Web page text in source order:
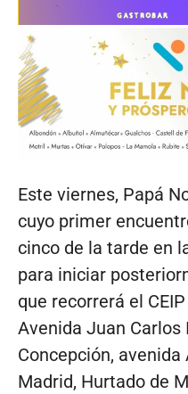
Este viernes, Papá
cuyo primer
cinco de la tarde en
para iniciar
que recorrerá el
Avenida Juan Carlos
Concepción, avenida
Madrid, Hurtado de